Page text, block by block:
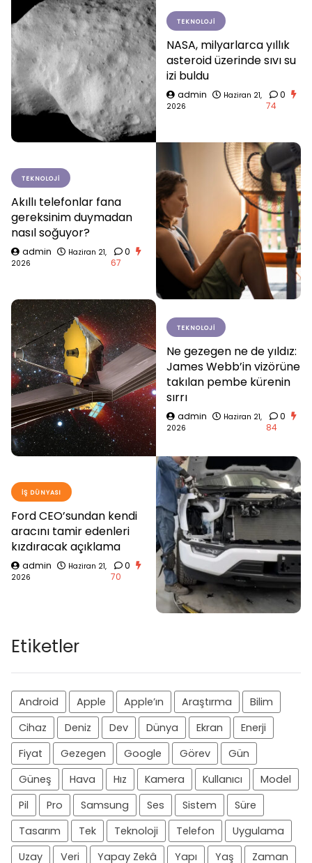
TEKNOLOJI
NASA, milyarlarca yıllık
asteroid üzerinde sıvı su
izi buldu
admin
Haziran 21,
2026
0
74
TEKNOLOJI
Akıllı telefonlar fana
gereksinim duymadan
nasıl soğuyor?
admin
Haziran 21,
2026
0
67
TEKNOLOJI
Ne gezegen ne de yıldız:
James Webb’in vizörüne
takılan pembe kürenin
sırrı
admin
Haziran 21,
2026
0
84
İŞ DÜNYASI
Ford CEO’sundan kendi
aracını tamir edenleri
kızdıracak açıklama
admin
Haziran 21,
2026
0
70
Etiketler
Android Apple Apple’ın Araştırma
Bilim
Cihaz
Deniz Dev Dünya Ekran
Enerji
Fiyat
Gezegen Google Görev
Gün
Güneş
Hava Hız Kamera Kullanıcı
Model
Pil
Pro Samsung Ses Sistem
Süre
Tasarım
Tek Teknoloji Telefon
Uygulama
Uzay
Veri Yapay Zekâ Yapı Yaş Zaman